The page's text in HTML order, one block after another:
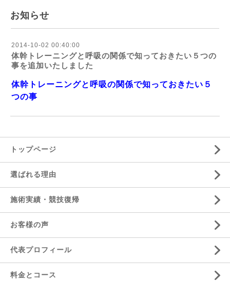
お知らせ
2014-10-02 00:40:00
体幹トレーニングと呼吸の関係で知っておきたい５つの
事を追加いたしました
体幹トレーニングと呼吸の関係で知っておきたい５
つの事
トップページ
選ばれる理由
施術実績・競技復帰
お客様の声
代表プロフィール
料金とコース